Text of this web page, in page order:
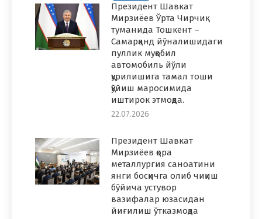
Президент Шавкат
Мирзиёев Ўрта Чирчиқ
туманида Тошкент –
Самарқанд йўналишидаги
пуллик муқобил
автомобиль йўли
қурилишига тамал тоши
қўйиш маросимида
иштирок этмоқда.
22.07.2026
Президент Шавкат
Мирзиёев қора
металлургия саноатини
янги босқичга олиб чиқиш
бўйича устувор
вазифалар юзасидан
йиғилиш ўтказмоқда